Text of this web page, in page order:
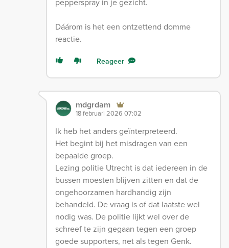
pepperspray in je gezicht.
Dáárom is het een ontzettend domme
reactie.
Reageer
mdgrdam
18 februari 2026 07:02
Ik heb het anders geïnterpreteerd.
Het begint bij het misdragen van een
bepaalde groep.
Lezing politie Utrecht is dat iedereen in de
bussen moesten blijven zitten en dat de
ongehoorzamen hardhandig zijn
behandeld. De vraag is of dat laatste wel
nodig was. De politie lijkt wel over de
schreef te zijn gegaan tegen een groep
goede supporters, net als tegen Genk.